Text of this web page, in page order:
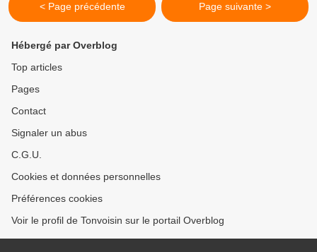
< Page précédente Page suivante >
Hébergé par Overblog
Top articles
Pages
Contact
Signaler un abus
C.G.U.
Cookies et données personnelles
Préférences cookies
Voir le profil de Tonvoisin sur le portail Overblog